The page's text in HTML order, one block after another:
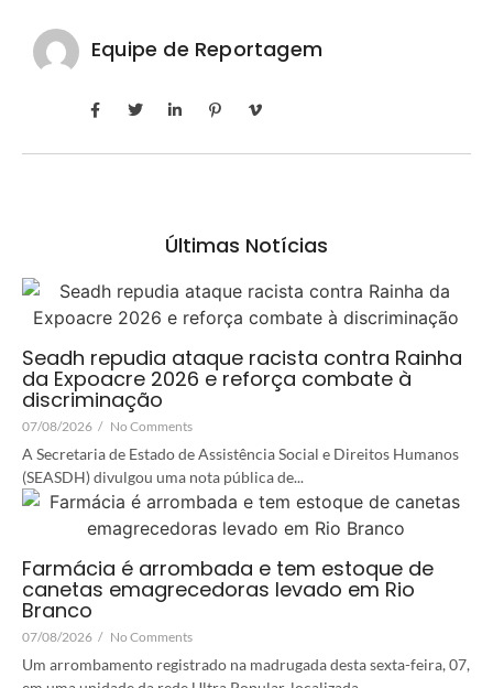
Equipe de Reportagem
Últimas Notícias
Seadh repudia ataque racista contra Rainha
da Expoacre 2026 e reforça combate à
discriminação
07/08/2026 / No Comments
A Secretaria de Estado de Assistência Social e Direitos Humanos
(SEASDH) divulgou uma nota pública de...
Farmácia é arrombada e tem estoque de
canetas emagrecedoras levado em Rio
Branco
07/08/2026 / No Comments
Um arrombamento registrado na madrugada desta sexta-feira, 07,